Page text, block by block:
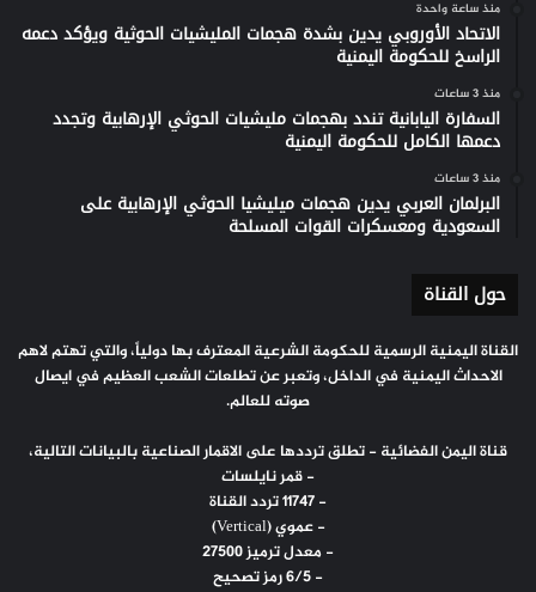
منذ ساعة واحدة
الاتحاد الأوروبي يدين بشدة هجمات المليشيات الحوثية ويؤكد دعمه
الراسخ للحكومة اليمنية
منذ 3 ساعات
السفارة اليابانية تندد بهجمات مليشيات الحوثي الإرهابية وتجدد
دعمها الكامل للحكومة اليمنية
منذ 3 ساعات
البرلمان العربي يدين هجمات ميليشيا الحوثي الإرهابية على
السعودية ومعسكرات القوات المسلحة
حول القناة
القناة اليمنية الرسمية للحكومة الشرعية المعترف بها دولياً، والتي تهتم لاهم
الاحداث اليمنية في الداخل، وتعبر عن تطلعات الشعب العظيم في ايصال
صوته للعالم.
قناة اليمن الفضائية - تطلق ترددها على الاقمار الصناعية بالبيانات التالية،
- قمر نايلسات
- 11747 تردد القناة
- عموي (Vertical)
- معدل ترميز 27500
- 6/5 رمز تصحيح